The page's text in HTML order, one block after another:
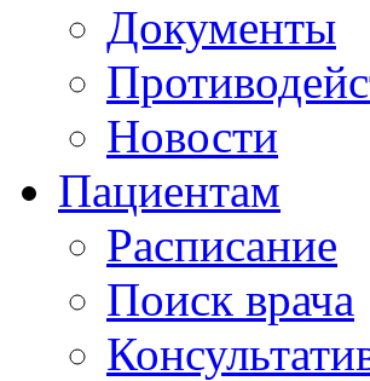
Документы
Новости
Пациентам
Расписание
Поиск врача